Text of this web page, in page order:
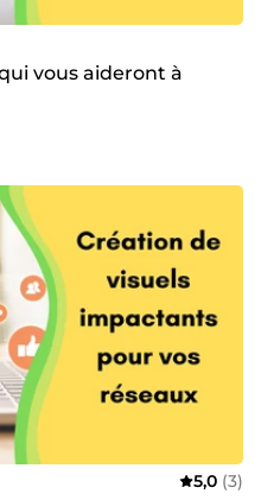
vous aideront à
5,0 (3)